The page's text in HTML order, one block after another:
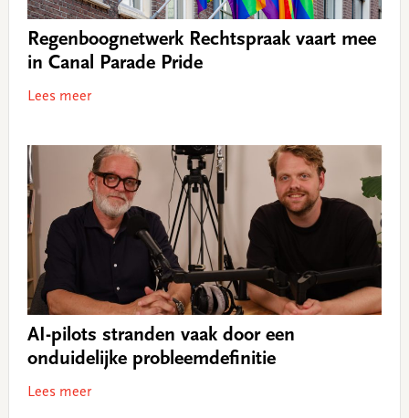
Regenboognetwerk Rechtspraak vaart mee
in Canal Parade Pride
Lees meer
AI-pilots stranden vaak door een
onduidelijke probleemdefinitie
Lees meer